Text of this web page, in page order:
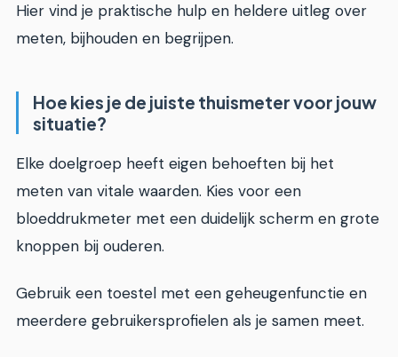
Hier vind je praktische hulp en heldere uitleg over
meten, bijhouden en begrijpen.
Hoe kies je de juiste thuismeter voor jouw
situatie?
Elke doelgroep heeft eigen behoeften bij het
meten van vitale waarden. Kies voor een
bloeddrukmeter met een duidelijk scherm en grote
knoppen bij ouderen.
Gebruik een toestel met een geheugenfunctie en
meerdere gebruikersprofielen als je samen meet.